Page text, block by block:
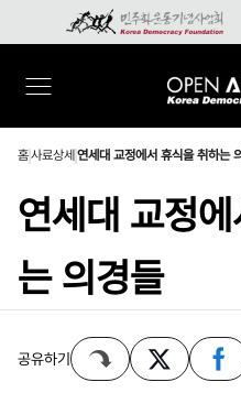
홈사료상세 연세대 교정에서 휴식을 취하는
연세대 교정
는 의경들
공유하기